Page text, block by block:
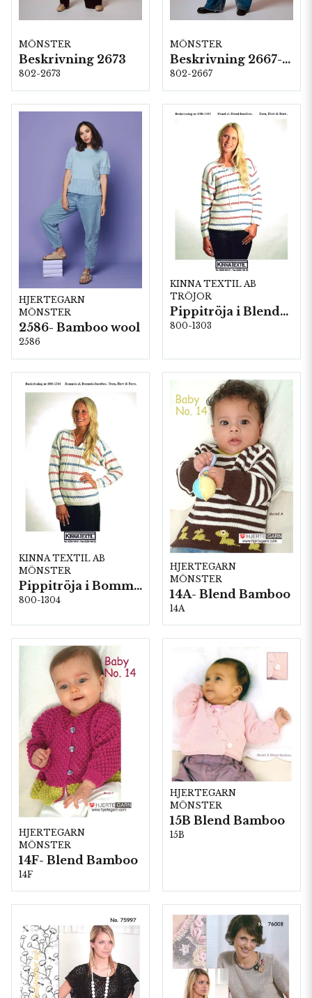
MÖNSTER
Beskrivning 2673
802-2673
MÖNSTER
Beskrivning 2667-Olga
802-2667
HJERTEGARN
MÖNSTER
2586- Bamboo wool
2586
KINNA TEXTIL AB
TRÖJOR
Pippitröja i Blend/Blend-bamboo
800-1303
KINNA TEXTIL AB
MÖNSTER
Pippitröja i Bommix-bamboo
800-1304
HJERTEGARN
MÖNSTER
14A- Blend Bamboo
14A
HJERTEGARN
MÖNSTER
14F- Blend Bamboo
14F
HJERTEGARN
MÖNSTER
15B Blend Bamboo
15B